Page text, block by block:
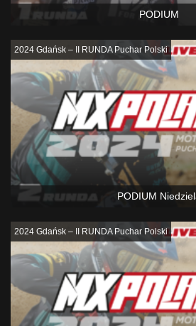
PODIUM
PODIUM
2024 Gdańsk – II RUNDA Puchar Polski
2024 Gdańsk – II RUNDA Puchar Polski